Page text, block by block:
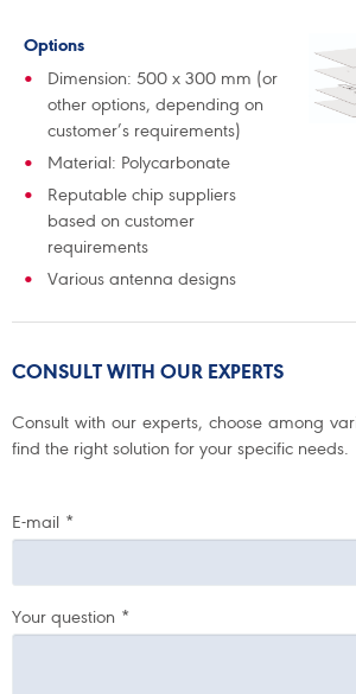
Options
Dimension: 500 x 300 mm (or
other options, depending on
customer’s requirements)
Material: Polycarbonate
Reputable chip suppliers
based on customer
requirements
Various antenna designs
CONSULT WITH OUR EXPERTS
Consult with our experts, choose among
find the right solution for your specific needs.
E-mail *
Your question *